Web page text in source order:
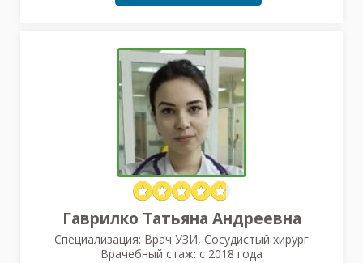
Гаврилко Татьяна Андреевна
Специализация: Врач УЗИ, Сосудистый хирург
Врачебный стаж: с 2018 года